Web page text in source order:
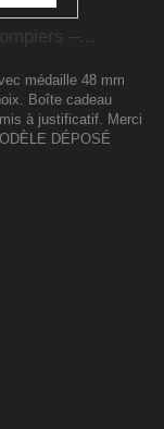
–...
médaille 48 mm
Boîte cadeau
à justificatif. Merci
DÉPOSÉ